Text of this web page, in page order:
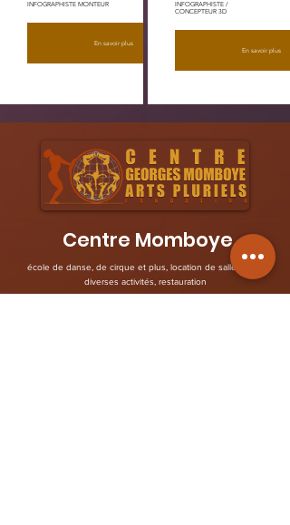
INFOGRAPHISTE MONTEUR
En savoir plus
INFOGRAPHISTE /
CONCEPTEUR 3D
En savoir plus
Centre Momboye
école de danse, de cirque et plus, location de salles pour
diverses activités, restauration